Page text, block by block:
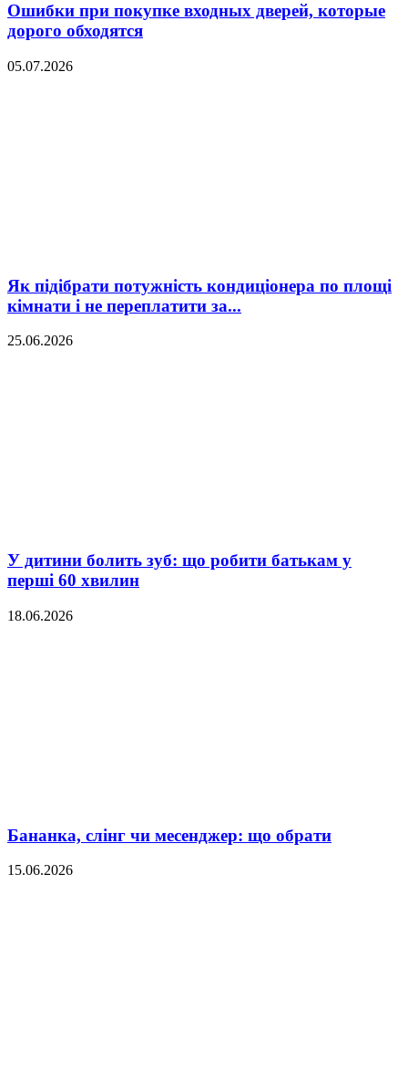
Ошибки при покупке входных дверей, которые
дорого обходятся
05.07.2026
Як підібрати потужність кондиціонера по площі
кімнати і не переплатити за...
25.06.2026
У дитини болить зуб: що робити батькам у
перші 60 хвилин
18.06.2026
Бананка, слінг чи месенджер: що обрати
15.06.2026